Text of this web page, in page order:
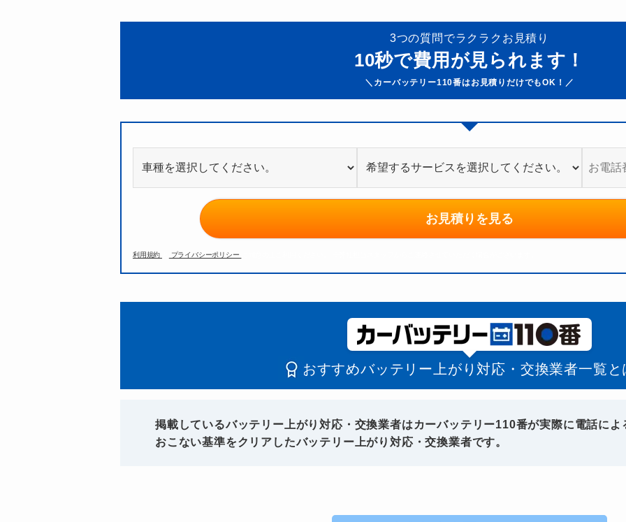
3つの質問でラクラクお見積り
10秒で費用が見られます！
＼ カーバッテリー110番はお見積りだけでもOK！／
お見積りを見る
利用規約 プライバシーポリシー
おすすめバッテリー上がり対応・交換業者一覧と
掲載しているバッテリー上がり対応・交換業者はカーバッテリー110番が実際に電話によ
おこない基準をクリアしたバッテリー上がり対応・交換業者です。